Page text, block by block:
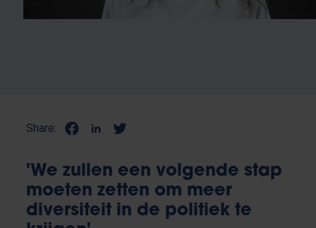
Share:
'We zullen een volgende stap
moeten zetten om meer
diversiteit in de politiek te